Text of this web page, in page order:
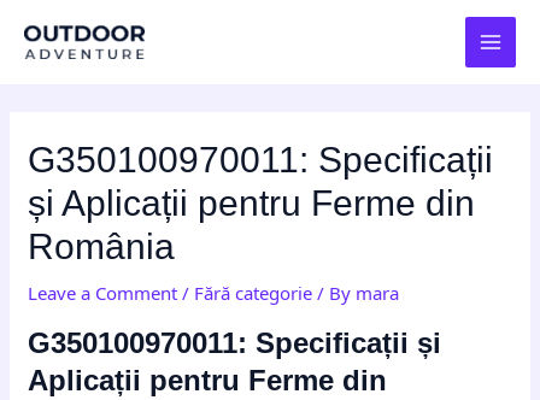
G350100970011: Specificații
și Aplicații pentru Ferme din
România
Leave a Comment / Fără categorie / By mara
G350100970011: Specificații și
Aplicații pentru Ferme din
navigation